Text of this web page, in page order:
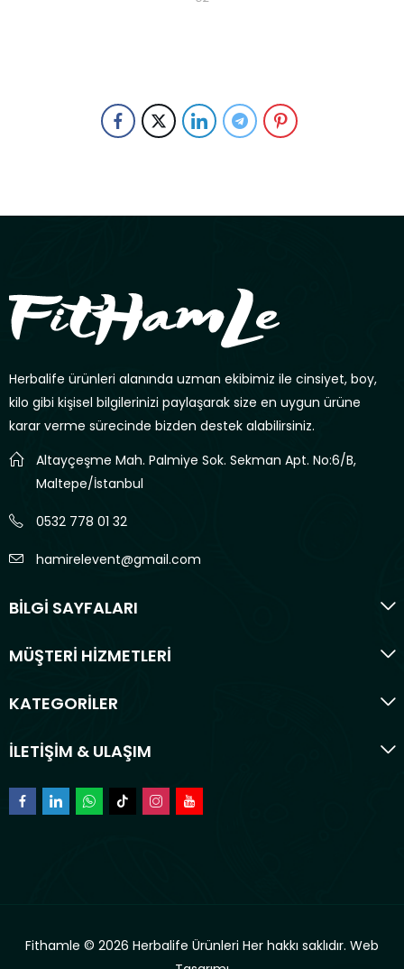
Herbalife ürünleri alanında uzman ekibimiz ile cinsiyet, boy,
kilo gibi kişisel bilgilerinizi paylaşarak size en uygun ürüne
karar verme sürecinde bizden destek alabilirsiniz.
Altayçeşme Mah. Palmiye Sok. Sekman Apt. No:6/B,
Maltepe/İstanbul
0532 778 01 32
hamirelevent@gmail.com
BİLGİ SAYFALARI
MÜŞTERİ HİZMETLERİ
KATEGORİLER
İLETİŞİM & ULAŞIM
Fithamle © 2026 Herbalife Ürünleri Her hakkı saklıdır. Web